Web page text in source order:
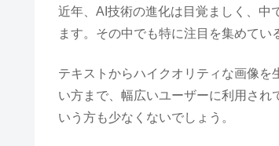
近年、AI技術の進化は目覚ましく、中
ます。その中でも特に注目を集めてい
テキストからハイクオリティな画像
い方まで、幅広いユーザーに利用され
いう方も少なくないでしょう。